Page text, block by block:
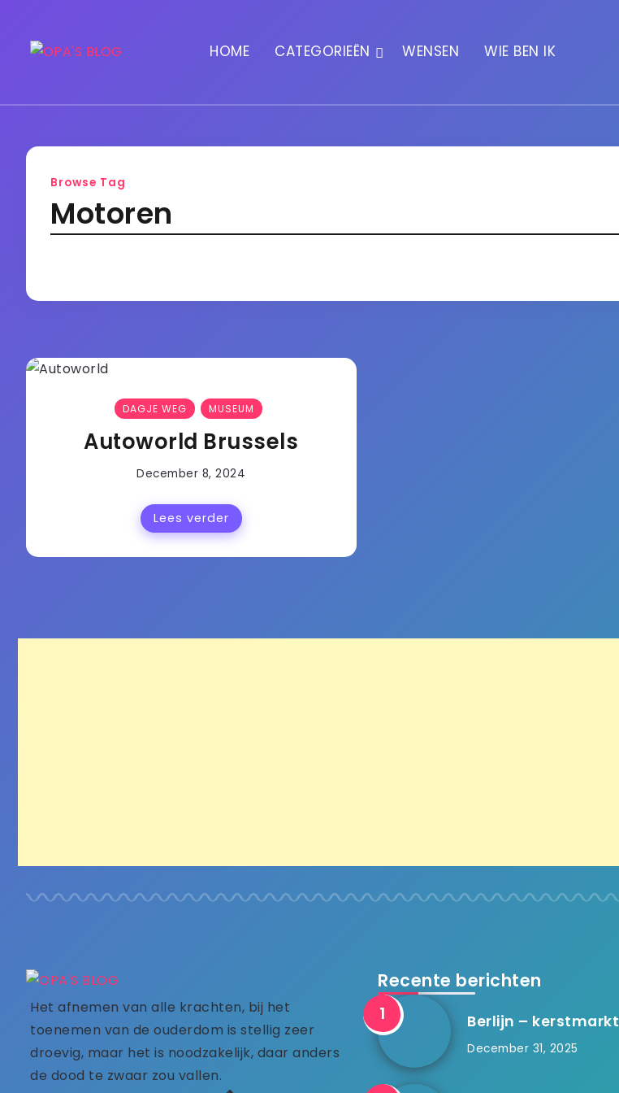
HOME CATEGORIEËN WENSEN WIE BEN IK
Browse Tag
Motoren
DAGJE WEG MUSEUM
Autoworld Brussels
December 8, 2024
Lees verder
Het afnemen van alle krachten, bij het
toenemen van de ouderdom is stellig zeer
droevig, maar het is noodzakelijk, daar anders
de dood te zwaar zou vallen.
Recente berichten
Berlijn – kerstmarkt
December 31, 2025